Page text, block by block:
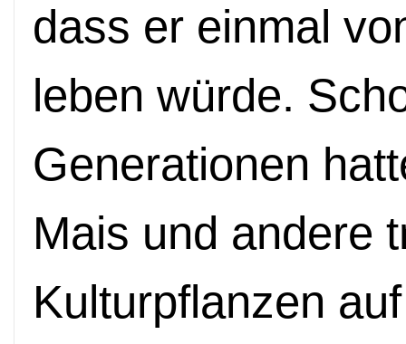
dass er einmal
leben würde.
Generationen
Mais und andere
Kulturpflanzen